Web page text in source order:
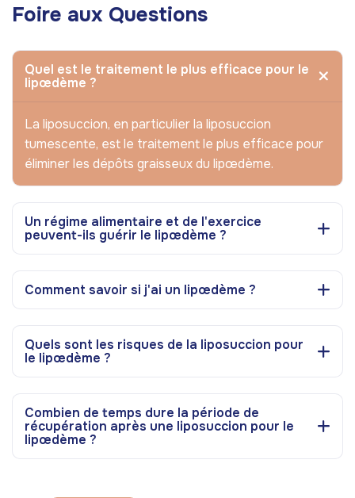
Foire aux Questions
Quel est le traitement le plus efficace pour le
lipœdème ?
La liposuccion, en particulier la liposuccion
tumescente, est le traitement le plus efficace pour
éliminer les dépôts graisseux du lipœdème.
Un régime alimentaire et de l'exercice
peuvent-ils guérir le lipœdème ?
Comment savoir si j'ai un lipœdème ?
Quels sont les risques de la liposuccion pour
le lipœdème ?
Combien de temps dure la période de
récupération après une liposuccion pour le
lipœdème ?